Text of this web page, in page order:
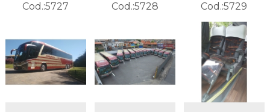
Cod.:5727 Cod.:5728 Cod.:5729